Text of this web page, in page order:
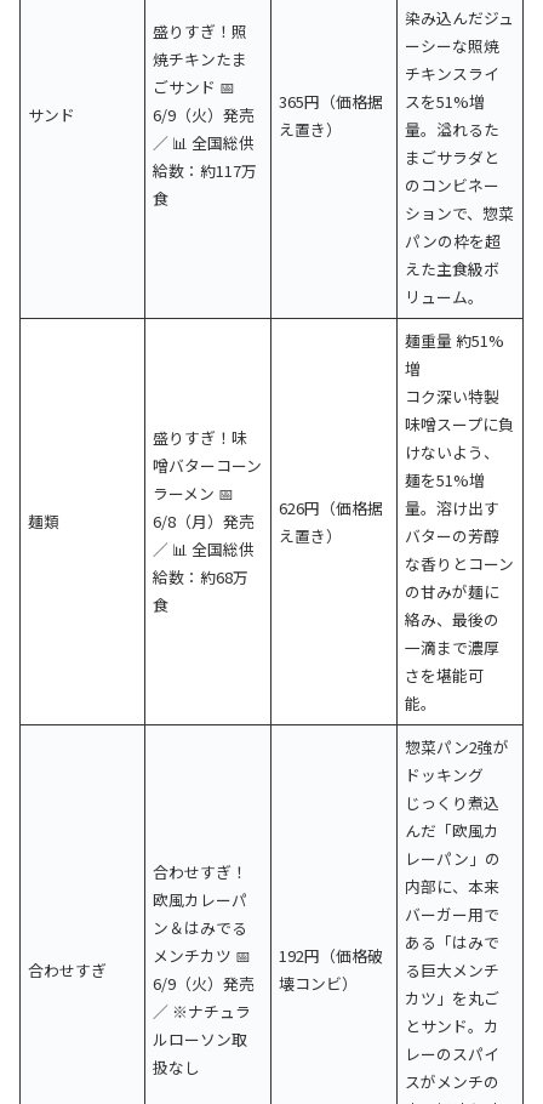
サンド
盛りすぎ！照
焼チキンたま
ごサンド 📅
6/9（火）発売
／ 📊 全国総供
給数：約117万
食
365円（価格据
え置き）
染み込んだジュ
ーシーな照焼
チキンスライ
スを51%増
量。溢れるた
まごサラダと
のコンビネー
ションで、惣菜
パンの枠を超
えた主食級ボ
リューム。
麺類
盛りすぎ！味
噌バターコーン
ラーメン 📅
6/8（月）発売
／ 📊 全国総供
給数：約68万
食
626円（価格据
え置き）
麺重量 約51%
増
コク深い特製
味噌スープに負
けないよう、
麺を51%増
量。溶け出す
バターの芳醇
な香りとコーン
の甘みが麺に
絡み、最後の
一滴まで濃厚
さを堪能可
能。
合わせすぎ
合わせすぎ！
欧風カレーパ
ン＆はみでる
メンチカツ 📅
6/9（火）発売
／ ※ナチュラ
ルローソン取
扱なし
192円（価格破
壊コンビ）
惣菜パン2強が
ドッキング
じっくり煮込
んだ「欧風カ
レーパン」の
内部に、本来
バーガー用で
ある「はみで
る巨大メンチ
カツ」を丸ご
とサンド。カ
レーのスパイ
スがメンチの